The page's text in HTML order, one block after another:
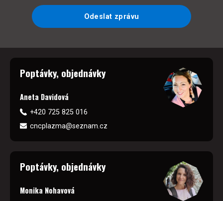
Odeslat zprávu
Poptávky, objednávky
Aneta Davidová
+420 725 825 016
cncplazma@seznam.cz
Poptávky, objednávky
Monika Nohavová